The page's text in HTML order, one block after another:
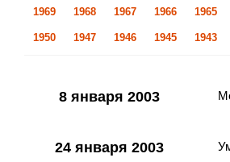
1969 1968 1967 1966 1965
1950 1947 1946 1945 1943
8 января 2003
24 января 2003